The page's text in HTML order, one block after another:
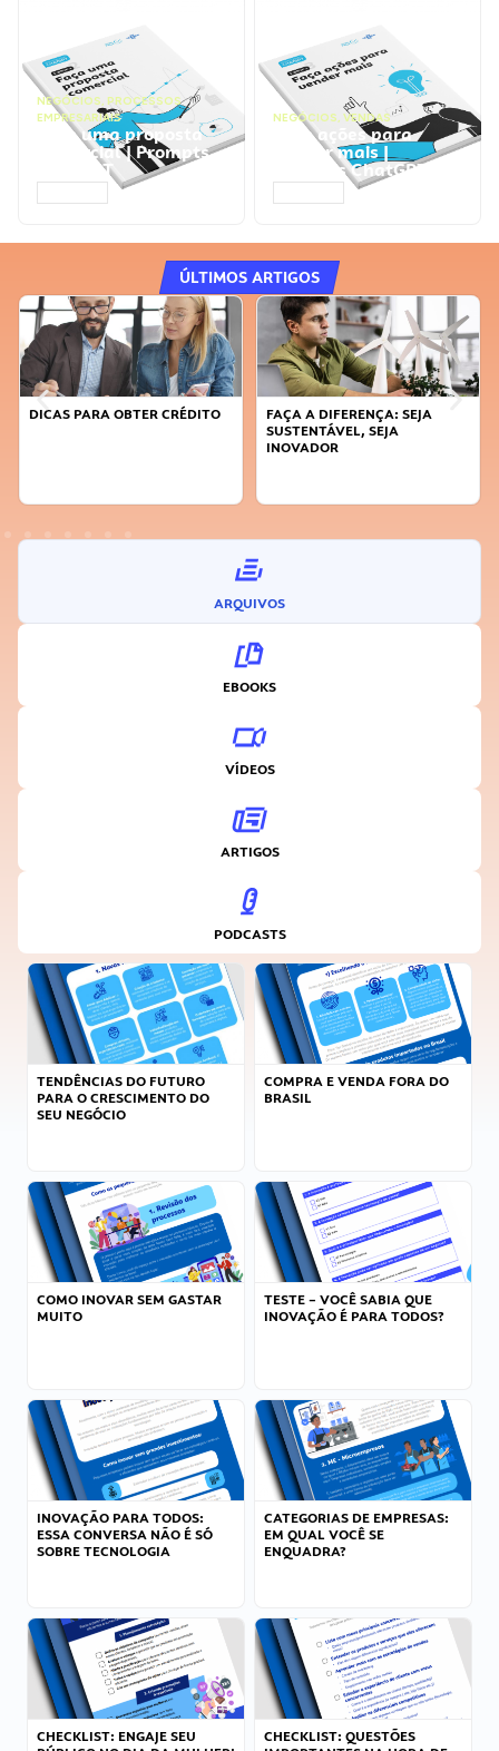
NEGÓCIOS, PROCESSOS
EMPRESARIAIS
Faça uma proposta
comercial | Prompts
ChatGPT
NEGÓCIOS, VENDAS
Faça ações para
vender mais |
Prompts ChatGPT
ÚLTIMOS ARTIGOS
DICAS PARA OBTER CRÉDITO
FAÇA A DIFERENÇA: SEJA
SUSTENTÁVEL, SEJA
INOVADOR
ARQUIVOS
EBOOKS
VÍDEOS
ARTIGOS
PODCASTS
TENDÊNCIAS DO FUTURO
PARA O CRESCIMENTO DO
SEU NEGÓCIO
COMPRA E VENDA FORA DO
BRASIL
COMO INOVAR SEM GASTAR
MUITO
TESTE – VOCÊ SABIA QUE
INOVAÇÃO É PARA TODOS?
INOVAÇÃO PARA TODOS:
ESSA CONVERSA NÃO É SÓ
SOBRE TECNOLOGIA
CATEGORIAS DE EMPRESAS:
EM QUAL VOCÊ SE
ENQUADRA?
CHECKLIST: ENGAJE SEU
CHECKLIST: QUESTÕES